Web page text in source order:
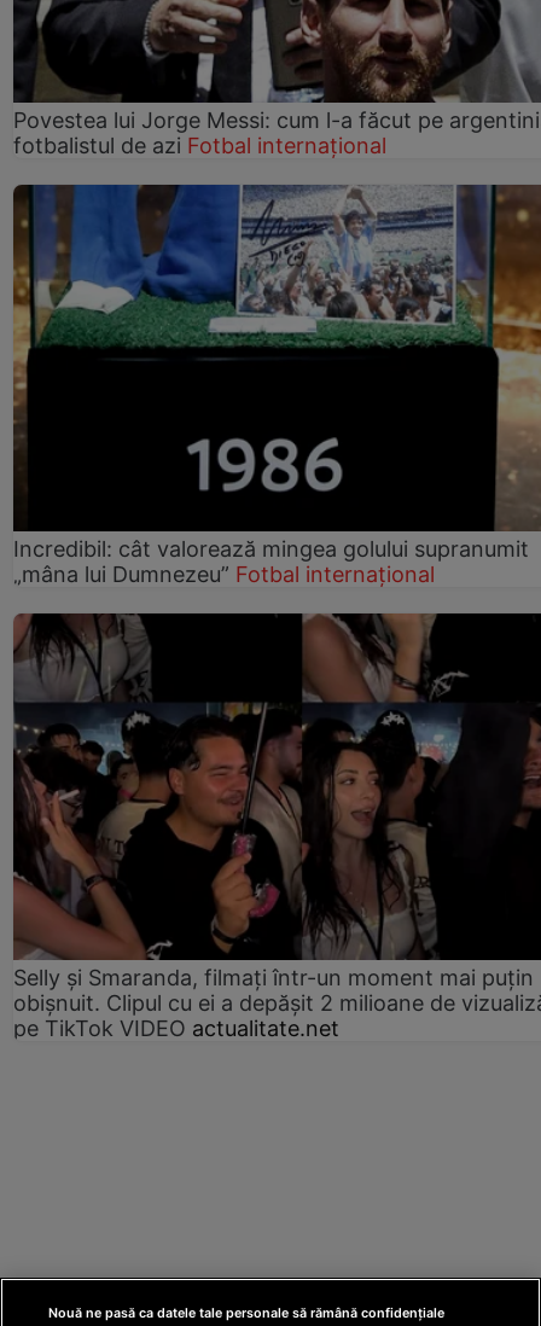
Povestea lui Jorge Messi: cum l-a făcut pe
fotbalistul de azi Fotbal internațional
Incredibil: cât valorează mingea golului supranumit
„mâna lui Dumnezeu” Fotbal internațional
Selly și Smaranda, filmați într-un moment mai puțin
obișnuit. Clipul cu ei a depășit 2 milioane de
pe TikTok VIDEO actualitate.net
Nouă ne pasă ca datele tale personale să rămână confidențiale